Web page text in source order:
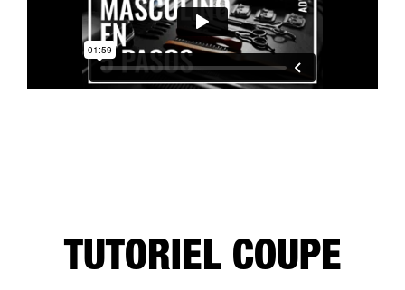
TUTORIEL COUPE